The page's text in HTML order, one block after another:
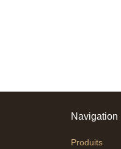
Navigation
Produits